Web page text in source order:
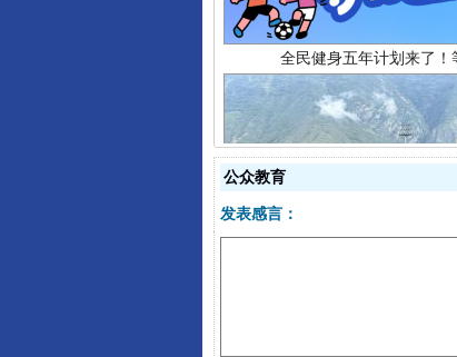
公众教育
发表感言：